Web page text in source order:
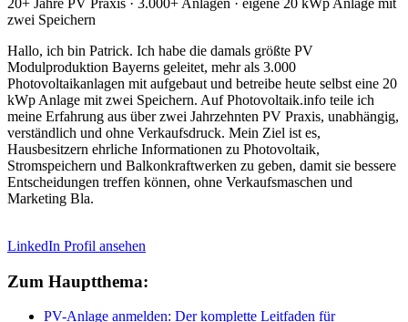
20+ Jahre PV Praxis · 3.000+ Anlagen · eigene 20 kWp Anlage mit
zwei Speichern
Hallo, ich bin Patrick. Ich habe die damals größte PV
Modulproduktion Bayerns geleitet, mehr als 3.000
Photovoltaikanlagen mit aufgebaut und betreibe heute selbst eine 20
kWp Anlage mit zwei Speichern. Auf Photovoltaik.info teile ich
meine Erfahrung aus über zwei Jahrzehnten PV Praxis, unabhängig,
verständlich und ohne Verkaufsdruck. Mein Ziel ist es,
Hausbesitzern ehrliche Informationen zu Photovoltaik,
Stromspeichern und Balkonkraftwerken zu geben, damit sie bessere
Entscheidungen treffen können, ohne Verkaufsmaschen und
Marketing Bla.
LinkedIn Profil ansehen
Zum Hauptthema:
PV-Anlage anmelden: Der komplette Leitfaden für